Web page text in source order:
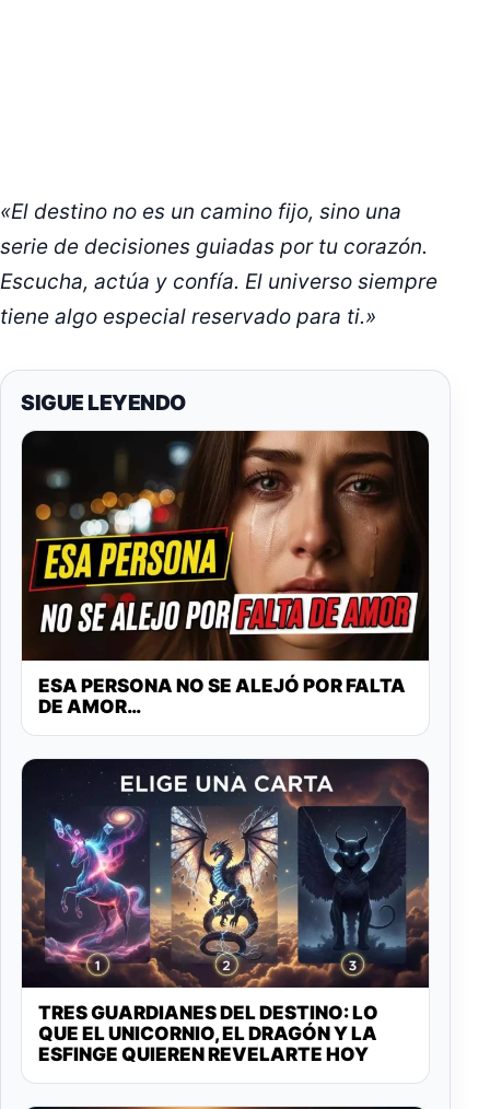
«El destino no es un camino fijo, sino una
serie de decisiones guiadas por tu corazón.
Escucha, actúa y confía. El universo siempre
tiene algo especial reservado para ti.»
SIGUE LEYENDO
ESA PERSONA NO SE ALEJÓ POR FALTA
DE AMOR…
TRES GUARDIANES DEL DESTINO: LO
QUE EL UNICORNIO, EL DRAGÓN Y LA
ESFINGE QUIEREN REVELARTE HOY